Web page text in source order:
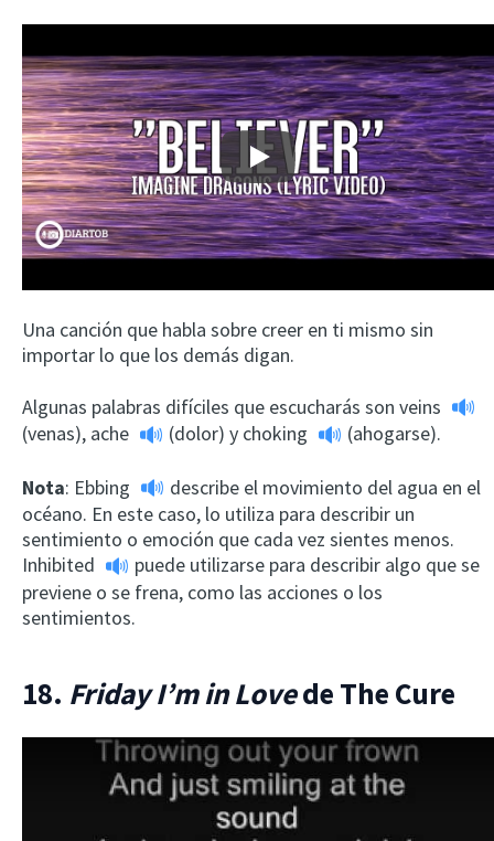
Play
Una canción que habla sobre creer en ti mismo sin
importar lo que los demás digan.
Algunas palabras difíciles que escucharás son veins
(venas), ache (dolor) y choking (ahogarse).
Nota: Ebbing
describe el movimiento del agua en el
océano. En este caso, lo utiliza para describir un
sentimiento o emoción que cada vez sientes menos.
Inhibited
puede utilizarse para describir algo que se
previene o se frena, como las acciones o los
sentimientos.
18. Friday I’m in Lovede The Cure